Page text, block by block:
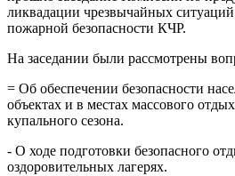
ликвадации чрезвычайных
пожарной безопасности КЧР.
На заседании были рассмотрены
= Об обеспечении безопасности
объектах и в местах массового
купального сезона.
- О ходе подготовки безопасного
оздоровительных лагерях.